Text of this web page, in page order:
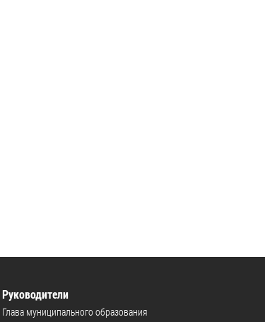
Руководители
Глава муниципального образования